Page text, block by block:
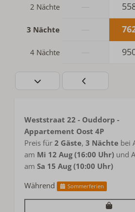
2 Nächte
3 Nächte
4 Nächte
Weststraat 22 - Ouddorp -
Appartement Oost 4P
Preis für 2 Gäste, 3 Nächte bei
am Mi 12 Aug (16:00 Uhr) und
am Sa 15 Aug (10:00 Uhr)
Während
Sommerferien